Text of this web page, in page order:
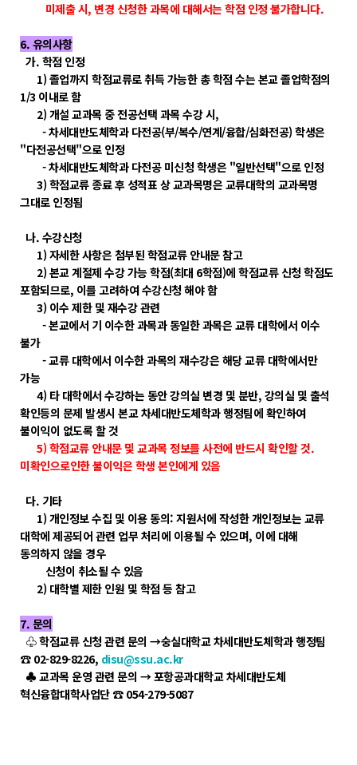
미제출 시, 변경 신청한 과목에 대해서는 학점 인정 불가합니다.
6. 유의사항
가. 학점 인정
1) 졸업까지 학점교류로 취득 가능한 총 학점 수는 본교 졸업학점의
1/3 이내로 함
2) 개설 교과목 중 전공선택 과목 수강 시,
- 차세대반도체학과 다전공(부/복수/연계/융합/심화전공) 학생은
"다전공선택"으로 인정
- 차세대반도체학과 다전공 미신청 학생은 "일반선택"으로 인정
3) 학점교류 종료 후 성적표 상 교과목명은 교류대학의 교과목명
그대로 인정됨
나. 수강신청
1) 자세한 사항은 첨부된 학점교류 안내문 참고
2) 본교 계절제 수강 가능 학점(최대 6학점)에 학점교류 신청 학점도
포함되므로, 이를 고려하여 수강신청 해야 함
3) 이수 제한 및 재수강 관련
- 본교에서 기 이수한 과목과 동일한 과목은 교류 대학에서 이수
불가
- 교류 대학에서 이수한 과목의 재수강은 해당 교류 대학에서만
가능
4) 타 대학에서 수강하는 동안 강의실 변경 및 분반, 강의실 및 출석
확인등의 문제 발생시 본교 차세대반도체학과 행정팀에 확인하여
불이익이 없도록 할 것
5) 학점교류 안내문 및 교과목 정보를 사전에 반드시 확인할 것.
미확인으로인한 불이익은 학생 본인에게 있음
다. 기타
1) 개인정보 수집 및 이용 동의: 지원서에 작성한 개인정보는 교류
대학에 제공되어 관련 업무 처리에 이용될 수 있으며, 이에 대해
동의하지 않을 경우
신청이 취소될 수 있음
2) 대학별 제한 인원 및 학점 등 참고
7. 문의
♧ 학점교류 신청 관련 문의 →숭실대학교 차세대반도체학과 행정팀
☎ 02-829-8226, disu@ssu.ac.kr
♣ 교과목 운영 관련 문의 → 포항공과대학교 차세대반도체
혁신융합대학사업단 ☎ 054-279-5087